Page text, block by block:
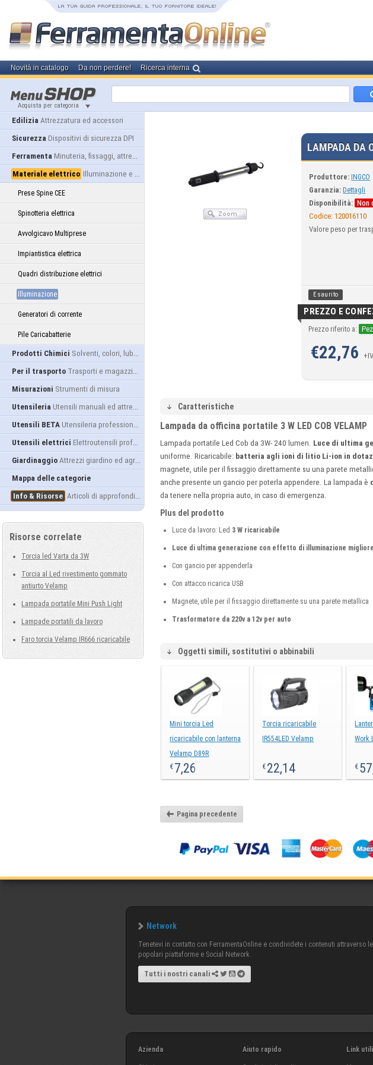
Novità in catalogo Da non perdere! Ricerca interna
Acquista per categoria
Edilizia Attrezzatura ed accessori
Sicurezza Dispositivi di sicurezza DPI
Ferramenta Minuteria, fissaggi, attrezzatura
Materiale elettrico Illuminazione e alimentazione
Prese Spine CEE
Spinotteria elettrica
Avvolgicavo Multiprese
Impiantistica elettrica
Quadri distribuzione elettrici
Illuminazione
Generatori di corrente
Pile Caricabatterie
Prodotti Chimici Solventi, colori, lubrificanti...
Per il trasporto Trasporti e magazzino
Misurazioni Strumenti di misura
Utensileria Utensili manuali ed attrezzature
Utensili BETA Utensileria professionale
Utensili elettrici Elettroutensili professionali
Giardinaggio Attrezzi giardino ed agricoltura
Mappa delle categorie
Info & Risorse Articoli di approfondimento
Risorse correlate
Torcia led Varta da 3W
Torcia al Led rivestimento gommato
antiurto Velamp
Lampada portatile Mini Push Light
Lampade portatili da lavoro
Faro torcia Velamp IR666 ricaricabile
LAMPADA DA
Produttore: INGCO
Garanzia: Dettagli
Disponibilità: Non
Codice:120016110
Valore peso per
Esaurito
PREZZO E
Prezzo riferito a:
€22,76
Caratteristiche
Lampada da officina portatile 3 W LED COB VELAMP
Lampada portatile Led Cob da 3W- 240 lumen. Luce di ultima
uniforme. Ricaricabile: batteria agli ioni di litio Li-ion in
magnete, utile per il fissaggio direttamente su una parete
anche presente un gancio per poterla appendere. La lampada è
da tenere nella propria auto, in caso di emergenza.
Plus del prodotto
Luce da lavoro: Led 3 W ricaricabile
Luce di ultima generazione con effetto di illuminazione migliore
Con gancio per appenderla
Con attacco ricarica USB
Magnete, utile per il fissaggio direttamente su una parete metallica
Trasformatore da 220v a 12v per auto
Oggetti simili, sostitutivi o abbinabili
Mini torcia Led
ricaricabile con lanterna
Velamp D89R
€ 7,26
Torcia ricaricabile
IR554LED Velamp
€ 22,14
Work
€
Pagina precedente
Network
Tenetevi in contatto con FerramentaOnline e condividete i contenuti attraverso
popolari piattaforme e Social Network.
Tutti i nostri canali
Azienda Aiuto rapido Link utili